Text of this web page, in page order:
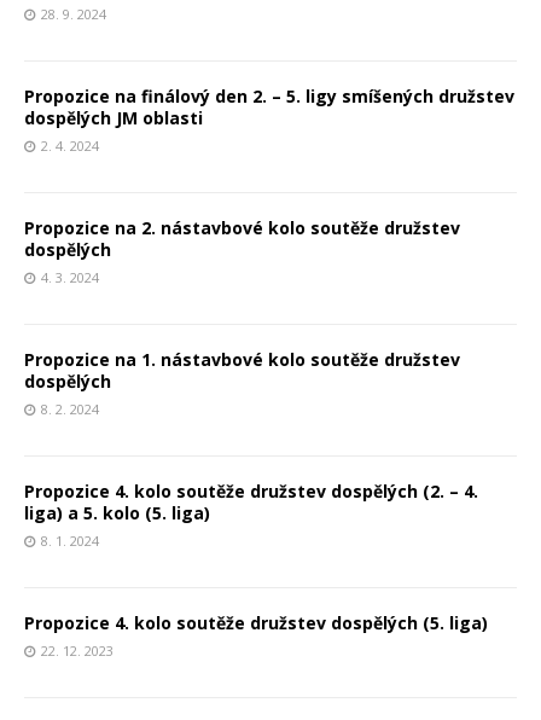
28. 9. 2024
Propozice na finálový den 2. – 5. ligy smíšených družstev
dospělých JM oblasti
2. 4. 2024
Propozice na 2. nástavbové kolo soutěže družstev
dospělých
4. 3. 2024
Propozice na 1. nástavbové kolo soutěže družstev
dospělých
8. 2. 2024
Propozice 4. kolo soutěže družstev dospělých (2. – 4.
liga) a 5. kolo (5. liga)
8. 1. 2024
Propozice 4. kolo soutěže družstev dospělých (5. liga)
22. 12. 2023